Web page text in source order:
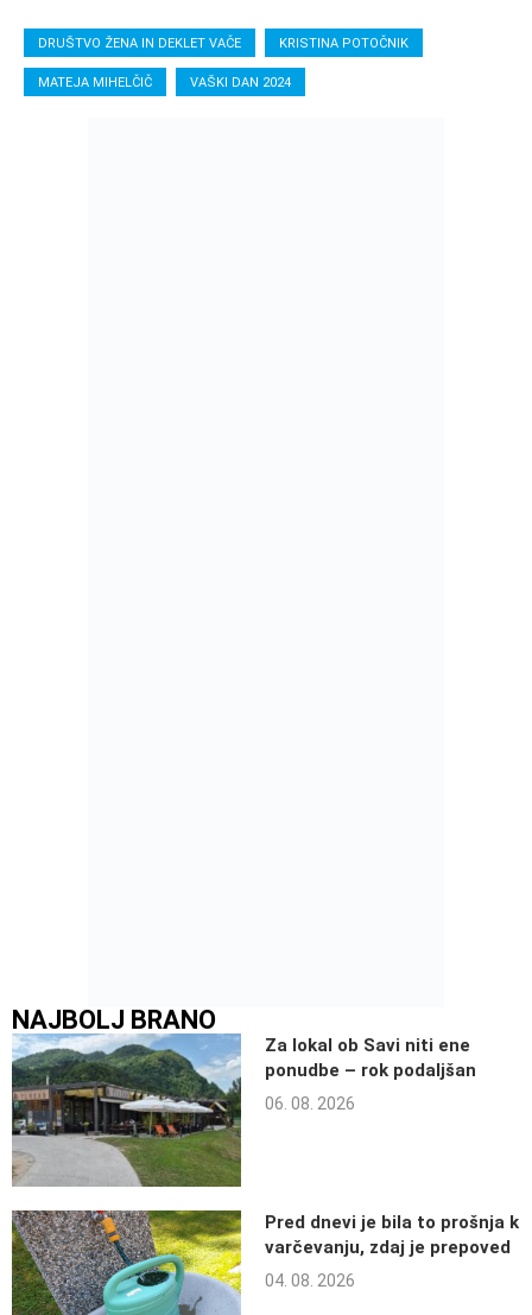
DRUŠTVO ŽENA IN DEKLET VAČE KRISTINA POTOČNIK
MATEJA MIHELČIČ VAŠKI DAN 2024
NAJBOLJ BRANO
Za lokal ob Savi niti ene
ponudbe – rok podaljšan
06. 08. 2026
Pred dnevi je bila to prošnja k
varčevanju, zdaj je prepoved
04. 08. 2026